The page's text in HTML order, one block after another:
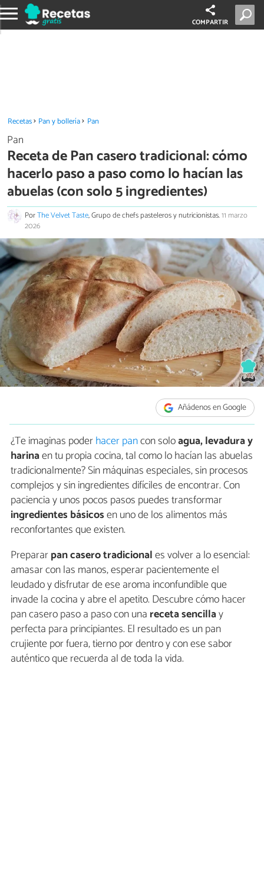
COMPARTIR
Recetas Pan y bollería Pan
Pan
Receta de Pan casero tradicional: cómo
hacerlo paso a paso como lo hacían las
abuelas (con solo 5 ingredientes)
PorThe Velvet Taste, Grupo de chefs pasteleros y nutricionistas.11 marzo
2026
Añádenos en Google
¿Te imaginas poderhacer pancon soloagua, levadura y
harinaen tu propia cocina, tal como lo hacían las abuelas
tradicionalmente? Sin máquinas especiales, sin procesos
complejos y sin ingredientes difíciles de encontrar. Con
paciencia y unos pocos pasos puedes transformar
ingredientes básicosen uno de los alimentos más
reconfortantes que existen.
Prepararpan casero tradicionales volver a lo esencial:
amasar con las manos, esperar pacientemente el
leudado y disfrutar de ese aroma inconfundible que
invade la cocina y abre el apetito. Descubre cómo hacer
pan casero paso a paso con una receta sencillay
perfecta para principiantes. El resultado es un pan
crujiente por fuera, tierno por dentro y con ese sabor
auténtico que recuerda al de toda la vida.